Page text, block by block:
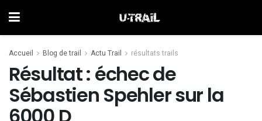
Accueil Blog de trail Actu Trail résultats trails
Résultat : échec de
Sébastien Spehler sur la